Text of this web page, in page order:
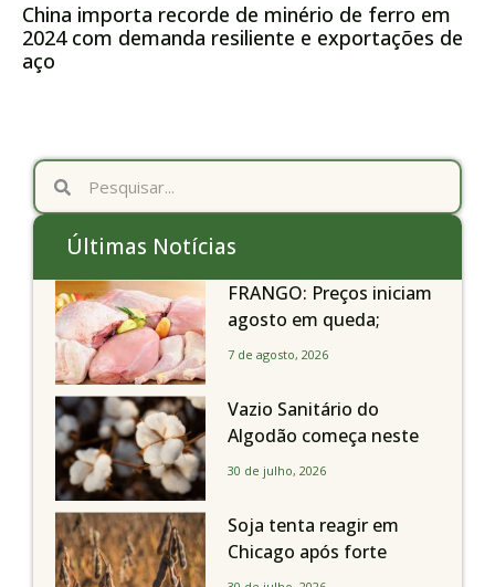
China importa recorde de minério de ferro em
2024 com demanda resiliente e exportações de
aço
Últimas Notícias
FRANGO: Preços iniciam
agosto em queda;
exportações avançam
7 de agosto, 2026
Vazio Sanitário do
Algodão começa neste
sábado, dia 1º de agosto,
Paulo
30 de julho, 2026
Soja tenta reagir em
Chicago após forte
liquidação; portos